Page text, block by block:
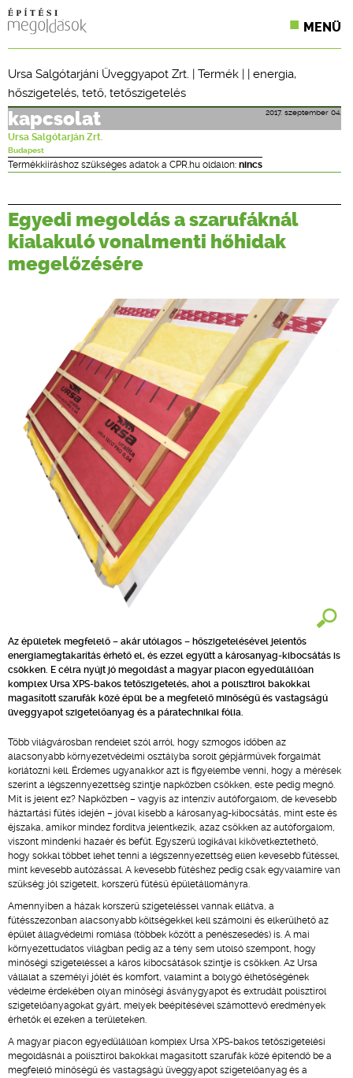
MENÜ
SZAKLAPOK
CPR TERMÉKKIÍRÁS
ÉPÍTÉSI JOG
ONLINE KÉPZÉSEK
TERVEZÉSI SEGÉDLETEK
Ursa Salgótarjáni Üveggyapot Zrt. | Termék | | energia,
hőszigetelés, tető, tetőszigetelés
2017. szeptember 04.
kapcsolat
Ursa Salgótarján Zrt.
Budapest
Termékkiíráshoz szükséges adatok a CPR.hu oldalon: nincs
Egyedi megoldás a szarufáknál
kialakuló vonalmenti hőhidak
megelőzésére
Az épületek megfelelő – akár utólagos – hőszigetelésével jelentős
energiamegtakarítás érhető el, és ezzel együtt a károsanyag-kibocsátás is
csökken. E célra nyújt jó megoldást a magyar piacon egyedülállóan
komplex Ursa XPS-bakos tetőszigetelés, ahol a polisztirol bakokkal
magasított szarufák közé épül be a megfelelő minőségű és vastagságú
üveggyapot szigetelőanyag és a páratechnikai fólia.
Több világvárosban rendelet szól arról, hogy szmogos időben az
alacsonyabb környezetvédelmi osztályba sorolt gépjárművek forgalmát
korlátozni kell. Érdemes ugyanakkor azt is figyelembe venni, hogy a mérések
szerint a légszennyezettség szintje napközben csökken, este pedig megnő.
Mit is jelent ez? Napközben – vagyis az intenzív autóforgalom, de kevesebb
háztartási fűtés idején – jóval kisebb a károsanyag-kibocsátás, mint este és
éjszaka, amikor mindez fordítva jelentkezik, azaz csökken az autóforgalom,
viszont mindenki hazaér és befűt. Egyszerű logikával kikövetkeztethető,
hogy sokkal többet lehet tenni a légszennyezettség ellen kevesebb fűtéssel,
mint kevesebb autózással. A kevesebb fűtéshez pedig csak egyvalamire van
szükség: jól szigetelt, korszerű fűtésű épületállományra.
Amennyiben a házak korszerű szigeteléssel vannak ellátva, a
fűtésszezonban alacsonyabb költségekkel kell számolni és elkerülhető az
épület állagvédelmi romlása (többek között a penészesedés) is. A mai
környezettudatos világban pedig az a tény sem utolsó szempont, hogy
minőségi szigeteléssel a káros kibocsátások szintje is csökken. Az Ursa
vállalat a személyi jólét és komfort, valamint a bolygó élhetőségének
védelme érdekében olyan minőségi ásványgyapot és extrudált polisztirol
szigetelőanyagokat gyárt, melyek beépítésével számottevő eredmények
érhetők el ezeken a területeken.
A magyar piacon egyedülállóan komplex Ursa XPS-bakos tetőszigetelési
megoldásnál a polisztirol bakokkal magasított szarufák közé építendő be a
megfelelő minőségű és vastagságú üveggyapot szigetelőanyag és a